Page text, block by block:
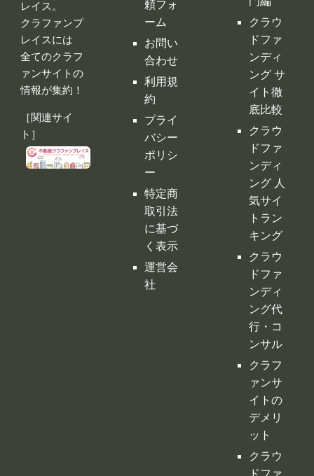
レイス。
クラファンプ
レイスには
全てのクラフ
ァンサイトの
情報が集約！
［関連サイ
ト］
頼フォ
ーム
お問い
合わせ
利用規
約
プライ
バシー
ポリシ
ー
特定商
取引法
に基づ
く表示
運営会
社
クラウ
ドファ
ンディ
ング サ
イト徹
底比較
クラウ
ドファ
ンディ
ング 人
気サイ
トラン
キング
クラウ
ドファ
ンディ
ング代
行・コ
ンサル
クラフ
ァンサ
イトの
デメリ
ット
クラウ
ドファ